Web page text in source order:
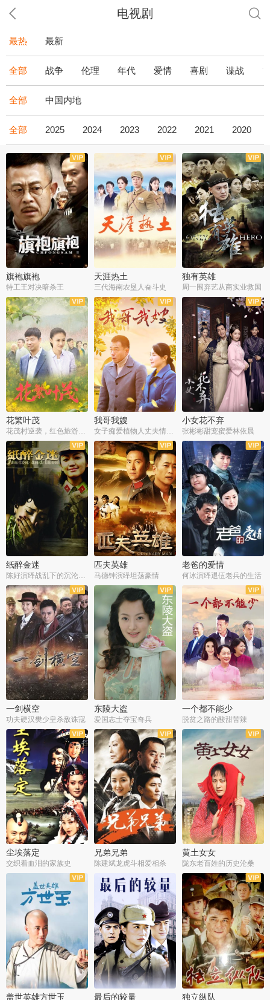
电视剧
最热 最新
全部 战争 伦理 年代 爱情 喜剧 谍战
全部 中国内地
全部 2025 2024 2023 2022 2021 2020
全43集
旗袍旗袍
特工王对决暗杀王
全36集
天涯热土
三代海南农垦人奋斗史
全34集
独有英雄
周一围弃艺从商实业救国
全34集
花繁叶茂
花茂村逆袭，红色旅游出圈
全50集
我哥我嫂
女子痴爱植物人丈夫情定一生
全51集
小女花不弃
张彬彬甜宠蜜爱林依晨
全42集
纸醉金迷
全35集
匹夫英雄
马德钟演绎坦荡豪情
全32集
老爸的爱情
何冰演绎退伍老兵的生活
全40集
一剑横空
功夫硬汉樊少皇杀敌诛寇
全33集
东陵大盗
爱国志士夺宝奇兵
全36集
一个都不能少
脱贫之路的酸甜苦辣
全25集
尘埃落定
交织着血泪的家族史
全50集
兄弟兄弟
陈建斌龙虎斗相爱相杀
全23集
黄土女女
陇东老百姓的历史沧桑
全36集
盖世英雄方世玉
全28集
最后的较量
全44集
独立纵队